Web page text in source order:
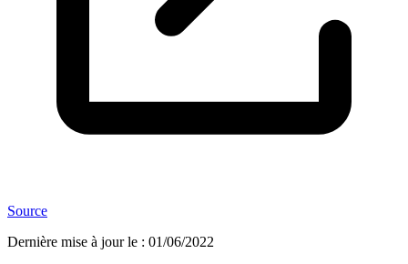
Source
Dernière mise à jour le : 01/06/2022